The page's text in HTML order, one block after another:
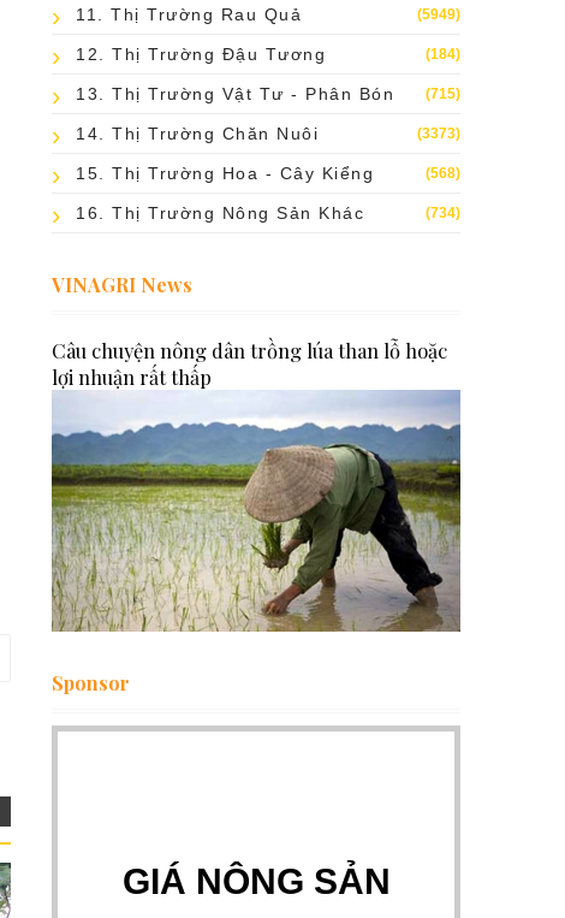
11. Thị Trường Rau Quả (5949)
12. Thị Trường Đậu Tương (184)
13. Thị Trường Vật Tư - Phân Bón (715)
14. Thị Trường Chăn Nuôi (3373)
15. Thị Trường Hoa - Cây Kiểng (568)
16. Thị Trường Nông Sản Khác (734)
VINAGRI News
Câu chuyện nông dân trồng lúa than lỗ hoặc
lợi nhuận rất thấp
Sponsor
GIÁ NÔNG SẢN